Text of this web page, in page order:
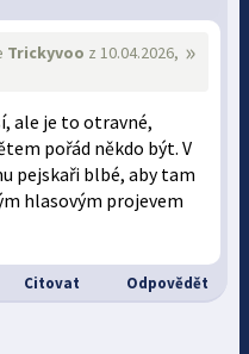
»
Trickyvoo z 10.04.2026,
ale je to otravné,
pořád někdo být. V
pejskaři blbé, aby tam
hlasovým projevem
Citovat Odpovědět